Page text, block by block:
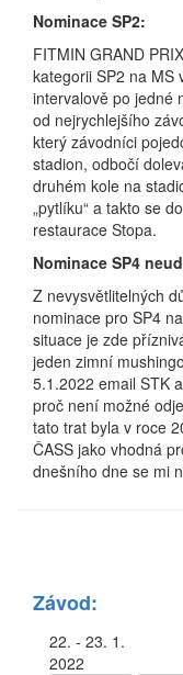
Nominace SP2:
FITMIN GRAND
kategorii SP2 na MS
intervalově po jedné
od nejrychlejšího
který závodníci
stadion, odbočí
druhém kole na
„pytlíku“ a takto se
restaurace Stopa.
Nominace SP4
Z nevysvětlitelných
nominace pro SP4
situace je zde
jeden zimní
5.1.2022 email STK
proč není možné
tato trat byla v roce
ČASS jako vhodná
dnešního dne se mi
Závod:
22. - 23. 1.
2022